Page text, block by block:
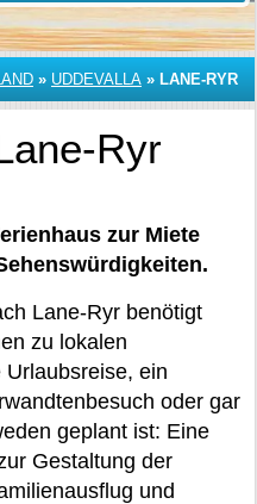
» UDDEVALLA » LANE-RYR
Ryr
zur Miete
Lane-Ryr benötigt
zu lokalen
ein
oder gar
geplant ist: Eine
Gestaltung der
und